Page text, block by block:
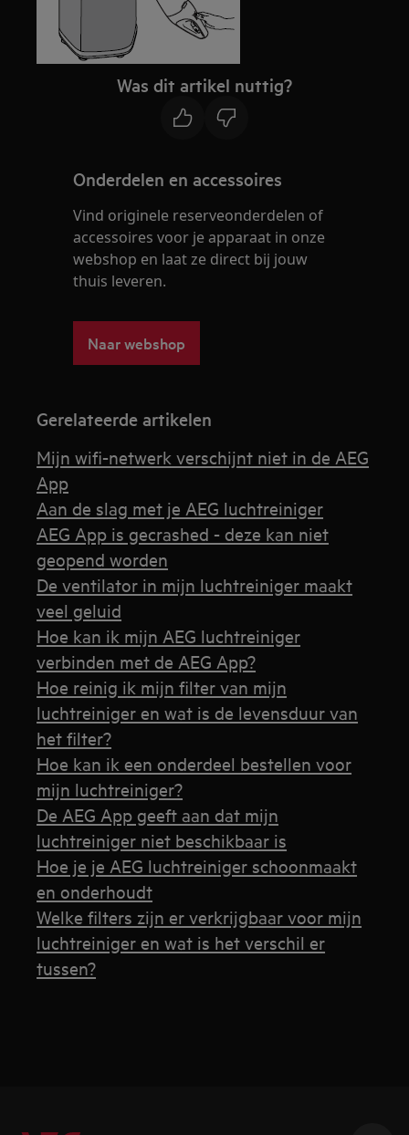
Was dit artikel nuttig?
Onderdelen en accessoires
Vind originele reserveonderdelen of
accessoires voor je apparaat in onze
webshop en laat ze direct bij jouw
thuis leveren.
Naar webshop
Gerelateerde artikelen
Mijn wifi-netwerk verschijnt niet in de AEG
App
Aan de slag met je AEG luchtreiniger
AEG App is gecrashed - deze kan niet
geopend worden
De ventilator in mijn luchtreiniger maakt
veel geluid
Hoe kan ik mijn AEG luchtreiniger
verbinden met de AEG App?
Hoe reinig ik mijn filter van mijn
luchtreiniger en wat is de levensduur van
het filter?
Hoe kan ik een onderdeel bestellen voor
mijn luchtreiniger?
De AEG App geeft aan dat mijn
luchtreiniger niet beschikbaar is
Hoe je je AEG luchtreiniger schoonmaakt
en onderhoudt
Welke filters zijn er verkrijgbaar voor mijn
luchtreiniger en wat is het verschil er
tussen?